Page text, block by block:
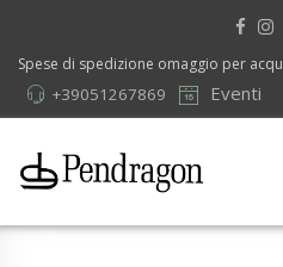
Spese di spedizione omaggio per
Eventi
+39051267869